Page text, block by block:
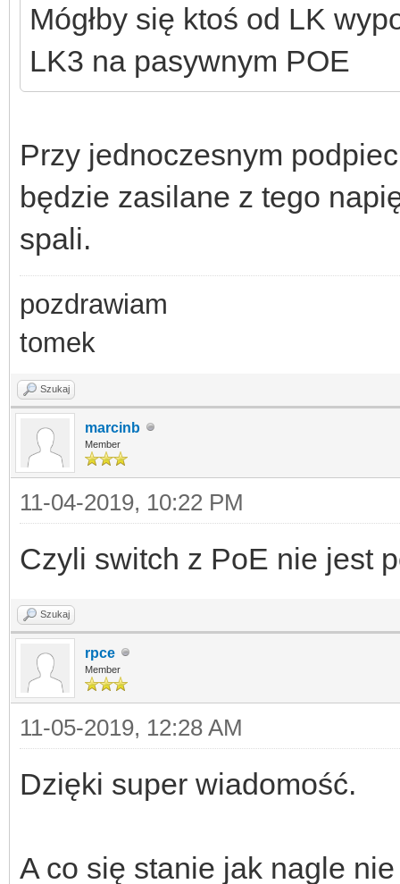
Mógłby się ktoś od LK
LK3 na pasywnym POE
Przy jednoczesnym
będzie zasilane z tego
spali.
pozdrawiam
tomek
Szukaj
marcinb
Member
11-04-2019, 10:22 PM
Czyli switch z PoE nie jest
Szukaj
rpce
Member
11-05-2019, 12:28 AM
Dzięki super wiadomość.
A co się stanie jak nagle